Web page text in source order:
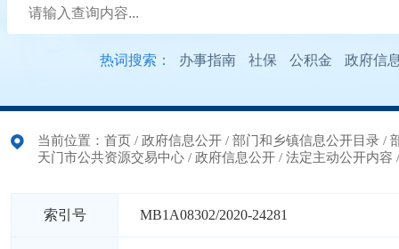
热词搜索： 办事指南 社保 公积金 政府信
当前位置： 首页 / 政府信息公开 / 部门和乡镇信息公开目录 /
天门市公共资源交易中心 / 政府信息公开 / 法定主动公开内容
索引号 MB1A08302/2020-24281